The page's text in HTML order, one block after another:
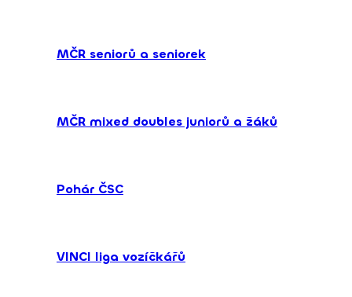
MČR seniorů a seniorek
MČR mixed doubles juniorů a žáků
Pohár ČSC
VINCI liga vozíčkářů